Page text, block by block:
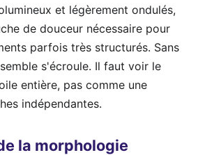
et légèrement ondulés,
de douceur nécessaire pour
parfois très structurés. Sans
s'écroule. Il faut voir le
entière, pas comme une
indépendantes.
la morphologie